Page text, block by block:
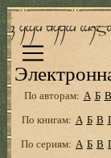
По авторам: А Б В
По книгам: А Б В
По сериям: А Б В